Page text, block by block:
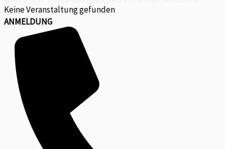
Keine Veranstaltung gefunden
ANMELDUNG